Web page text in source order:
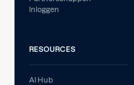
Inloggen
RESOURCES
AI Hub